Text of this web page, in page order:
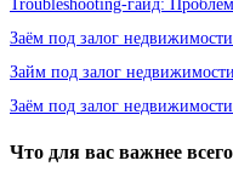
Заём под залог
Займ под залог
Заём под залог
Что для вас важнее